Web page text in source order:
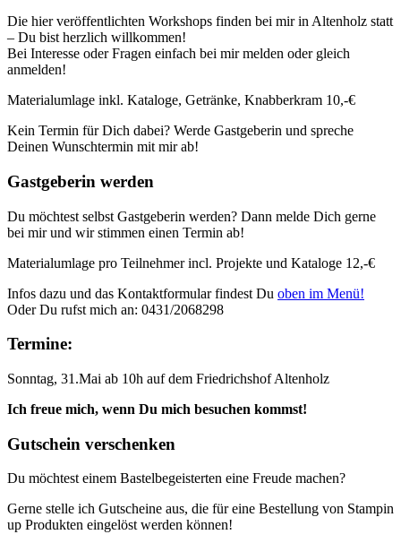
Die hier veröffentlichten Workshops finden bei mir in Altenholz statt
– Du bist herzlich willkommen!
Bei Interesse oder Fragen einfach bei mir melden oder gleich
anmelden!
Materialumlage inkl. Kataloge, Getränke, Knabberkram 10,-€
Kein Termin für Dich dabei? Werde Gastgeberin und spreche
Deinen Wunschtermin mit mir ab!
Gastgeberin werden
Du möchtest selbst Gastgeberin werden? Dann melde Dich gerne
bei mir und wir stimmen einen Termin ab!
Materialumlage pro Teilnehmer incl. Projekte und Kataloge 12,-€
Infos dazu und das Kontaktformular findest Du oben im Menü!
Oder Du rufst mich an: 0431/2068298
Termine:
Sonntag, 31.Mai ab 10h auf dem Friedrichshof Altenholz
Ich freue mich, wenn Du mich besuchen kommst!
Gutschein verschenken
Du möchtest einem Bastelbegeisterten eine Freude machen?
Gerne stelle ich Gutscheine aus, die für eine Bestellung von Stampin
up Produkten eingelöst werden können!